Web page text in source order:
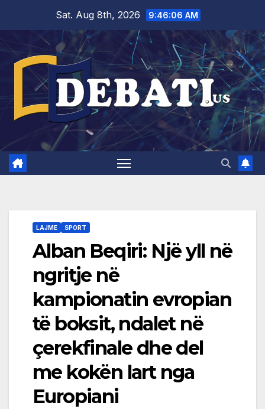
content
Sat. Aug 8th, 2026 9:46:07 AM
LAJME SPORT
Alban Beqiri: Një yll në
ngritje në
kampionatin evropian
të boksit, ndalet në
çerekfinale dhe del
me kokën lart nga
Europiani